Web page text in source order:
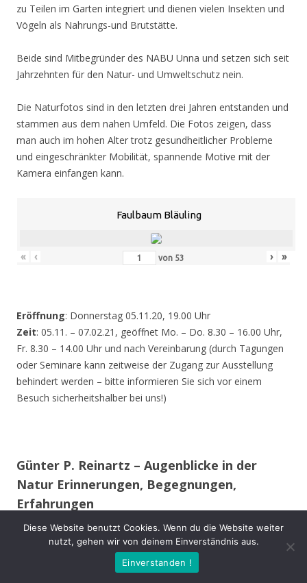
zu Teilen im Garten integriert und dienen vielen Insekten und
Vögeln als Nahrungs-und Brutstätte.
Beide sind Mitbegründer des NABU Unna und setzen sich seit
Jahrzehnten für den Natur- und Umweltschutz nein.
Die Naturfotos sind in den letzten drei Jahren entstanden und
stammen aus dem nahen Umfeld. Die Fotos zeigen, dass
man auch im hohen Alter trotz gesundheitlicher Probleme
und eingeschränkter Mobilität, spannende Motive mit der
Kamera einfangen kann.
Faulbaum Bläuling
« ‹ von 53 › »
Eröffnung: Donnerstag 05.11.20, 19.00 Uhr
Zeit: 05.11. – 07.02.21, geöffnet Mo. – Do. 8.30 – 16.00 Uhr,
Fr. 8.30 – 14.00 Uhr und nach Vereinbarung (durch Tagungen
oder Seminare kann zeitweise der Zugang zur Ausstellung
behindert werden – bitte informieren Sie sich vor einem
Besuch sicherheitshalber bei uns!)
Günter P. Reinartz – Augenblicke in der
Natur Erinnerungen, Begegnungen,
Erfahrungen
Im 15. Lebensjahr erwarb ich meine erste Spiegelreflex-
Kamera. Auch während des Studiums und im späteren
Berufsleben begleitete mich meist eine Kamera.
Diese Website benutzt Cookies. Wenn du die Website weiter
nutzt, gehen wir von deinem Einverständnis aus.
Einverstanden !